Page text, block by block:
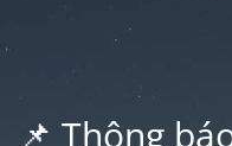
📌 Thông